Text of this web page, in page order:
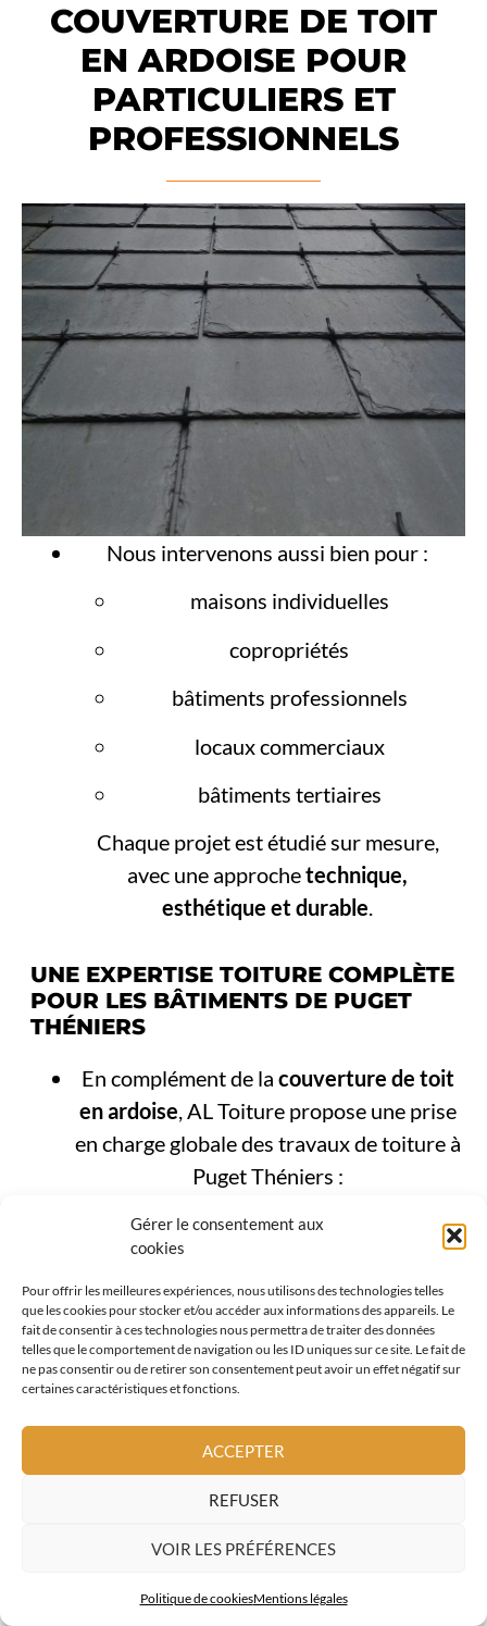
Gérer le consentement aux
cookies
Pour offrir les meilleures expériences, nous utilisons des technologies telles
que les cookies pour stocker et/ou accéder aux informations des appareils. Le
fait de consentir à ces technologies nous permettra de traiter des données
telles que le comportement de navigation ou les ID uniques sur ce site. Le fait de
ne pas consentir ou de retirer son consentement peut avoir un effet négatif sur
certaines caractéristiques et fonctions.
ACCEPTER
REFUSER
VOIR LES PRÉFÉRENCES
Politique de cookiesMentions légales
COUVERTURE DE TOIT
EN ARDOISE POUR
PARTICULIERS ET
PROFESSIONNELS
Nous intervenons aussi bien pour :
maisons individuelles
copropriétés
bâtiments professionnels
locaux commerciaux
bâtiments tertiaires
Chaque projet est étudié sur mesure,
avec une approchetechnique,
esthétique et durable.
UNE EXPERTISE TOITURE COMPLÈTE
POUR LES BÂTIMENTS DE PUGET
THÉNIERS
En complément de la couverture de toit
en ardoise, AL Toiture propose une prise
en charge globale des travaux de toiture à
Puget Théniers :
zinguerie et évacuation des eaux
étanchéité toiture
fenêtres de toit
couverture métallique
tuiles terre cuite
façades et bardages bois
Cette approche globale est essentielle à
central dans la protection du bâti face à